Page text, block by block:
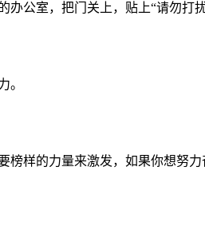
办公室，把门关上，贴上“请勿打
。
榜样的力量来激发，如果你想努